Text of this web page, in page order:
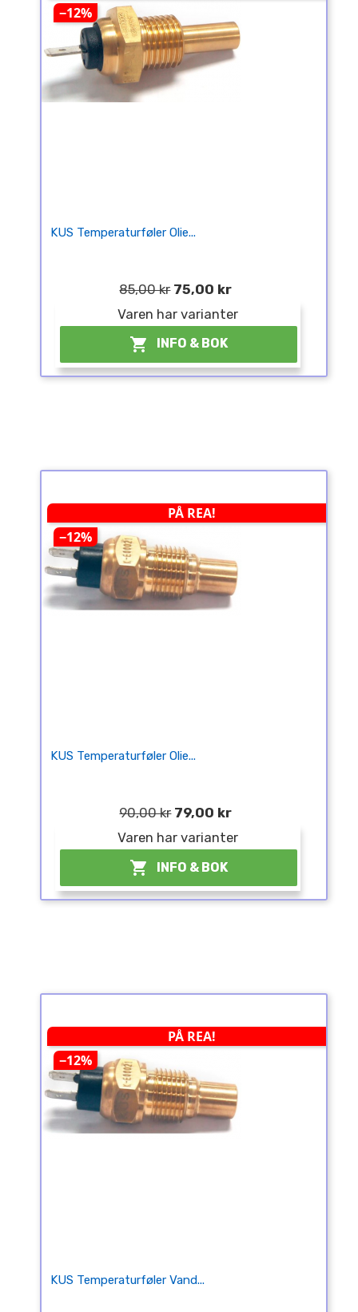
−12%
KUS Temperaturføler Olie...
85,00 kr 75,00 kr
Varen har varianter
 INFO & BOK
PÅ REA!
−12%
KUS Temperaturføler Olie...
90,00 kr 79,00 kr
Varen har varianter
 INFO & BOK
PÅ REA!
−12%
KUS Temperaturføler Vand...